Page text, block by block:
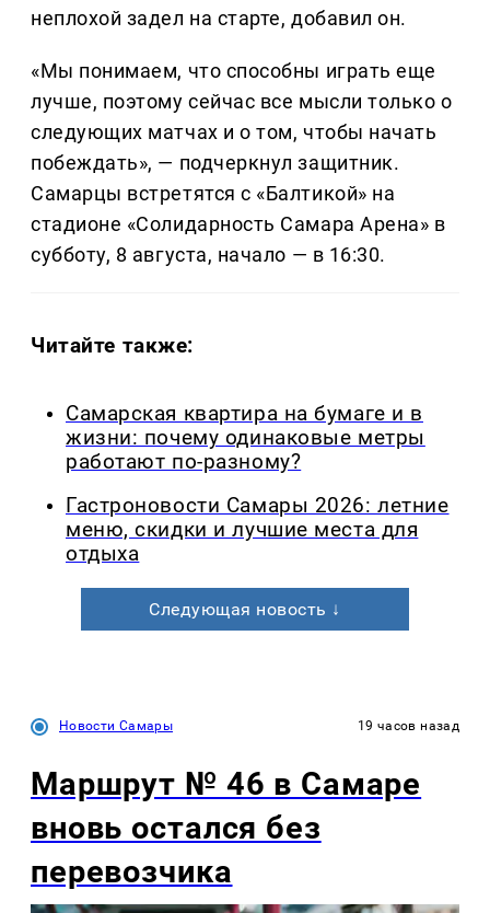
неплохой задел на старте, добавил он.
«Мы понимаем, что способны играть еще
лучше, поэтому сейчас все мысли только о
следующих матчах и о том, чтобы начать
побеждать», — подчеркнул защитник.
Самарцы встретятся с «Балтикой» на
стадионе «Солидарность Самара Арена» в
субботу, 8 августа, начало — в 16:30.
Читайте также:
Самарская квартира на бумаге и в
жизни: почему одинаковые метры
работают по-разному?
Гастроновости Самары 2026: летние
меню, скидки и лучшие места для
отдыха
Следующая новость ↓
Новости Самары 19 часов назад
Маршрут № 46 в Самаре
вновь остался без
перевозчика